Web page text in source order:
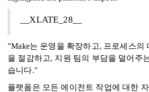
__XLATE_28__
"Make는 운영을 확장하고, 프로세스의
을 절감하고, 지원 팀의 부담을 덜어주
습니다."
플랫폼은 모든 에이전트 작업에 대한